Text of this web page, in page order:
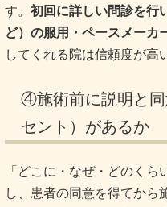
す。 初回に詳しい問診を行
ど）の服用・ペースメーカ
してくれる院は信頼度が高
④施術前に説明と
セント）があるか
「どこに・なぜ・どのく
し、患者の同意を得てから